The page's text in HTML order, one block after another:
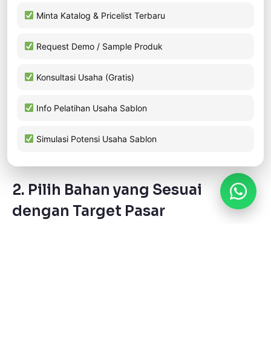
Warna CMYK untuk hasil cetak akurat
terpotong saat produksi
desain langsung di mockup apparel sebelum lanjut
2. Pilih Bahan yang Sesuai
dengan Target Pasar
Minta Katalog & Pricelist Terbaru
Request Demo / Sample Produk
Konsultasi Usaha (Gratis)
Info Pelatihan Usaha Sablon
Simulasi Potensi Usaha Sablon